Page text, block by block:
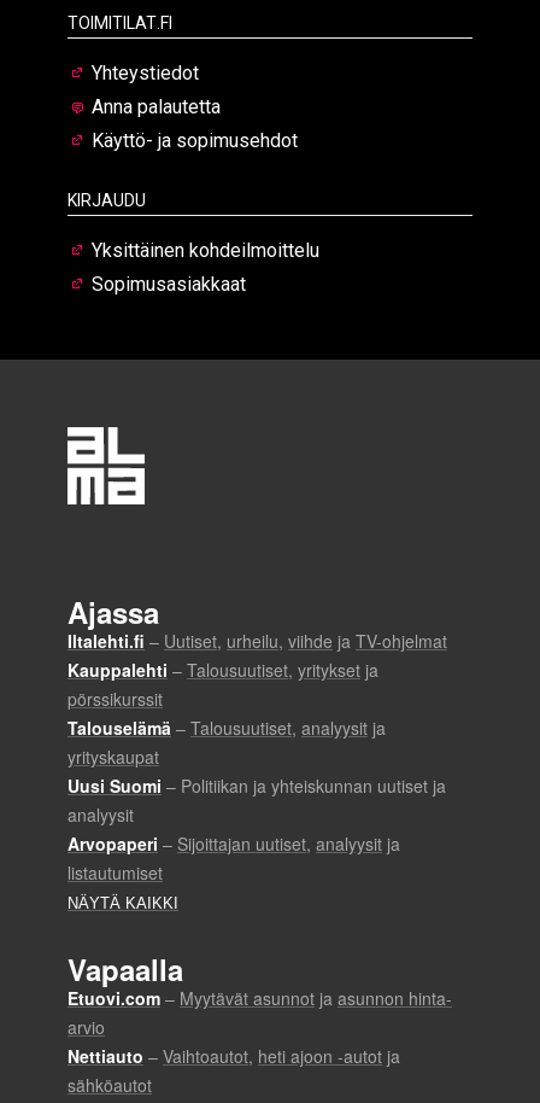
Toimitilat.fi
Yhteystiedot
Anna palautetta
Käyttö- ja sopimusehdot
Kirjaudu
Yksittäinen kohdeilmoittelu
Sopimusasiakkaat